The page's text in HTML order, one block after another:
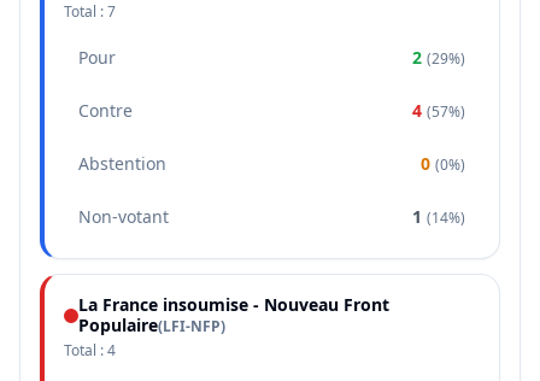
Total :7
Pour 2 (29%)
Contre 4 (57%)
Abstention 0 (0%)
Non-votant 1 (14%)
La France insoumise - Nouveau Front
Populaire(LFI-NFP)
Total :4